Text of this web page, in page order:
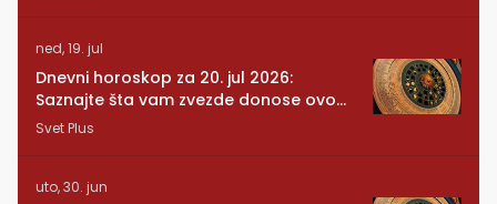
ned, 19. jul
Dnevni horoskop za 20. jul 2026:
Saznajte šta vam zvezde donose ovog
ponedeljka
Svet Plus
uto, 30. jun